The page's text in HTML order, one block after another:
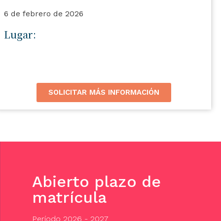
6 de febrero de 2026
Lugar:
SOLICITAR MÁS INFORMACIÓN
Abierto plazo de
matrícula
Período 2026 - 2027